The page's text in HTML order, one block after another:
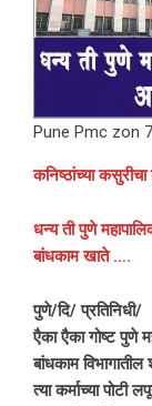
Pune Pmc zon 7
कनिष्ठांच्या कसुरीचा
धन्य ती पुणे
बांधकाम खाते ….
पुणे/दि/ प्रतिनिधी/
एैका एैका गोष्ट पुणे
बांधकाम
त्या कर्माच्या पोटी